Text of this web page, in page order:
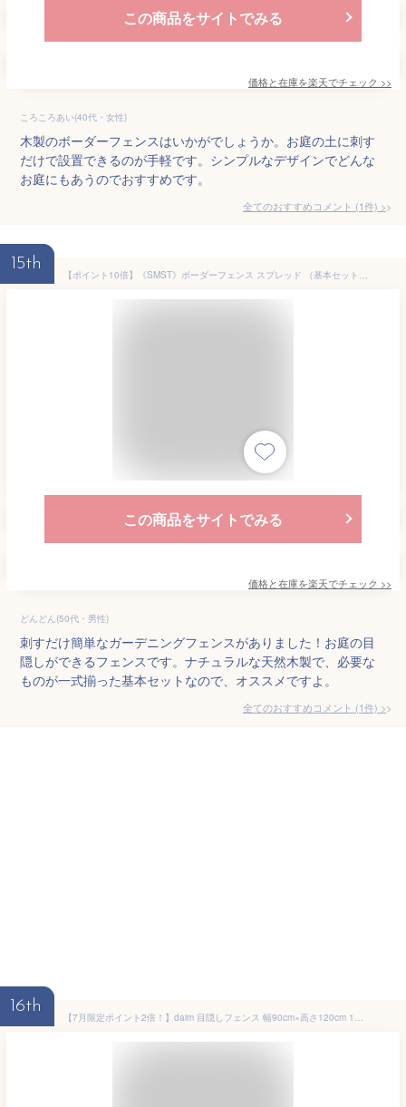
この商品をサイトでみる
価格と在庫を楽天でチェック >>
ころころあい(40代・女性)
木製のボーダーフェンスはいかがでしょうか。お庭の土に刺す
だけで設置できるのが手軽です。シンプルなデザインでどんな
お庭にもあうのでおすすめです。
全てのおすすめコメント (1件) >
15th
【ポイント10倍】《SMST》ボーダーフェンス スプレッド （基本セット/土中用） フェンス ガーデンフェンス 外構フェンス ガーデニング 柵 格子 仕切り 目隠し 境目 園芸 ラティス 屋外 庭 ガーデン 木製 天然木 SFBF1000F-UB 【沖縄・離島配送不可】【A:北海道 別途】[大型]
この商品をサイトでみる
価格と在庫を楽天でチェック >>
どんどん(50代・男性)
刺すだけ簡単なガーデニングフェンスがありました！お庭の目
隠しができるフェンスです。ナチュラルな天然木製で、必要な
ものが一式揃った基本セットなので、オススメですよ。
全てのおすすめコメント (1件) >
16th
【7月限定ポイント2倍！】daim 目隠しフェンス 幅90cm×高さ120cm 1セット入 ブラウン diy 隣家 境界 フェンス 目隠し 縦型 プランター 庭 仕切り ガーデニングフェンス 花壇 庭造り シンプル おしゃれ 囲い 屋外 送料無料